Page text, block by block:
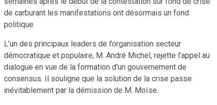
de carburant les manifestations ont désormais un fond
politique.
L’un des principaux leaders de l’organisation secteur
démocratique et populaire, M. André Michel, rejette l’appel au
dialogue en vue de la formation d’un gouvernement de
consensus. Il souligne que la solution de la crise passe
inévitablement par la démission de M. Moïse.